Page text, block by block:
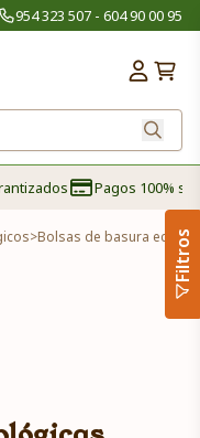
954 323 507 - 604 90 00 95
Pagos 100%
>Bolsas de basura Filtros